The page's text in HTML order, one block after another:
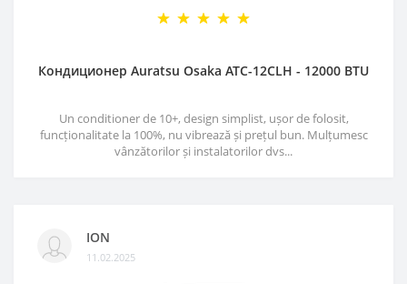
Кондиционер Auratsu Osaka ATC-12CLH - 12000 BTU
Un conditioner de 10+, design simplist, ușor de folosit,
funcționalitate la 100%, nu vibrează și prețul bun. Mulțumesc
vânzătorilor și instalatorilor dvs...
ION
11.02.2025